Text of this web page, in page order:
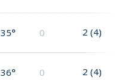
35° 0 2 (4)
36° 0 2 (4)